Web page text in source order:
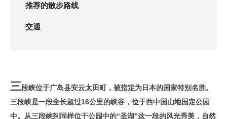
推荐的散步路线
交通
三段峡位于广岛县安云太田町，被指定为日本的国家特别名胜。
三段峡是一段全长超过16公里的峡谷，位于西中国山地国定公园
中。从三段峡到同样位于公园中的“圣湖”这一段的风光秀美，自然